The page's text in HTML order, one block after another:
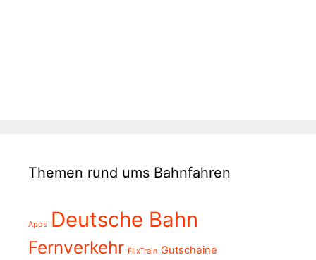
Themen rund ums Bahnfahren
Apps Deutsche Bahn
Fernverkehr FlixTrain Gutscheine